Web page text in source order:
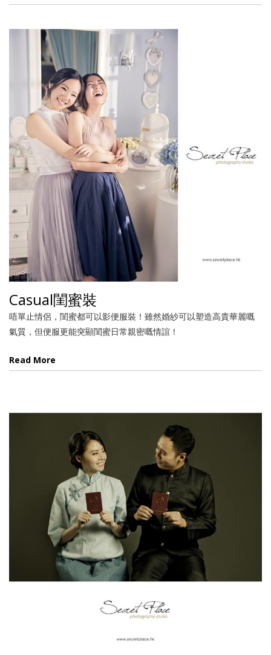
Casual閨蜜裝
唔單止情侶，閨蜜都可以影便服裝！雖然婚紗可以塑造高貴華麗嘅
氣質，但便服更能突顯閨蜜日常親密嘅情誼！
Read More